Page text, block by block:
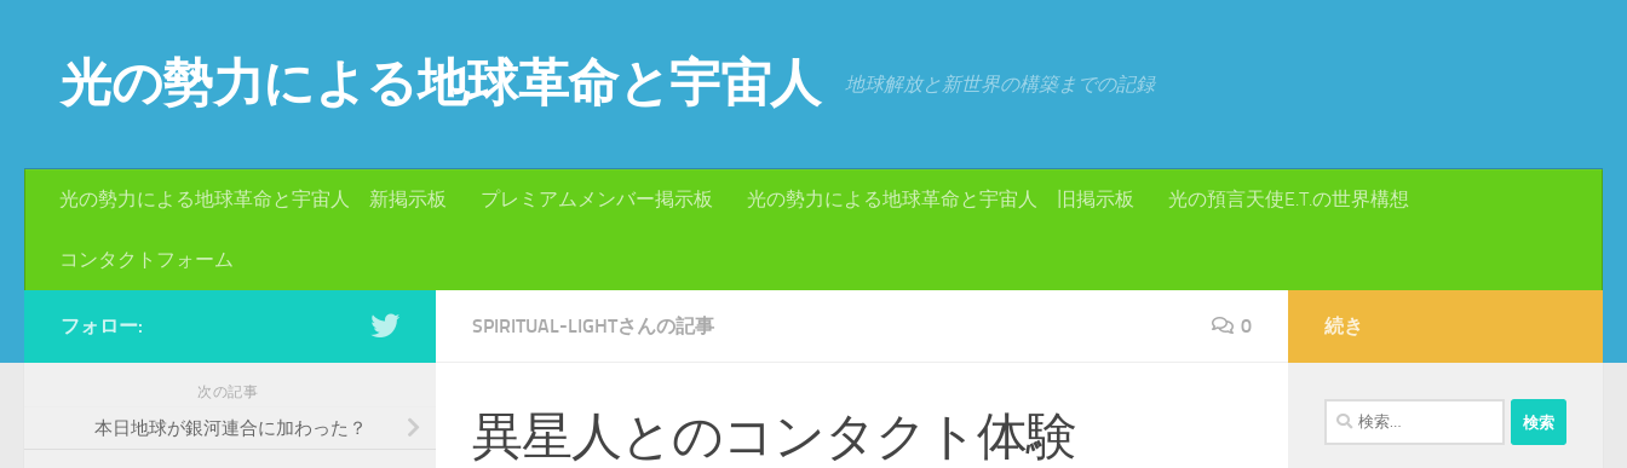
光の勢力による地球革命と宇宙人 地球解放と新世界の構築までの記録
光の勢力による地球革命と宇宙人 新掲示板 プレミアムメンバー掲示板 光の勢力による地球革命と宇宙人 旧掲示板 光の預言天使E.T.の世界構想
コンタクトフォーム
SPIRITUAL-LIGHTさんの記事 0
異星人とのコンタクト体験
フォロー:
次の記事
本日地球が銀河連合に加わった？
続き
検
索: